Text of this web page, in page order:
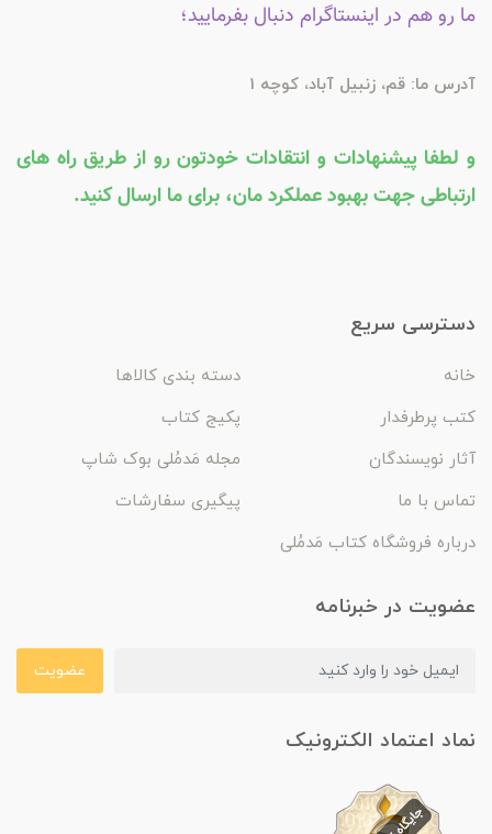
ما رو هم در اینستاگرام دنبال بفرمایید؛
آدرس ما: قم، زنبیل آباد، کوچه 1
و لطفا پیشنهادات و انتقادات خودتون رو از طریق راه های
ارتباطی جهت بهبود عملکرد مان، برای ما ارسال کنید.
دسترسی سریع
خانه
دسته بندی کالاها
کتب پرطرفدار
پکیج کتاب
آثار نویسندگان
مجله مَدمُلی بوک شاپ
تماس با ما
پیگیری سفارشات
درباره فروشگاه کتاب مَدمُلی
عضویت در خبرنامه
عضویت
نماد اعتماد الکترونیک